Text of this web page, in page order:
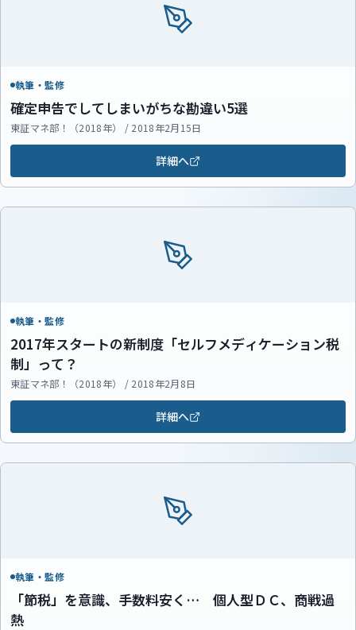
執筆・監修
確定申告でしてしまいがちな勘違い5選
東証マネ部！（2018年） / 2018年2月15日
詳細へ
執筆・監修
2017年スタートの新制度「セルフメディケーション税
制」って？
東証マネ部！（2018年） / 2018年2月8日
詳細へ
執筆・監修
「節税」を意識、手数料安く… 個人型ＤＣ、商戦過
熱